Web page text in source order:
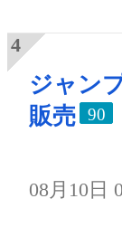
ジャン
販売
90
08月10日